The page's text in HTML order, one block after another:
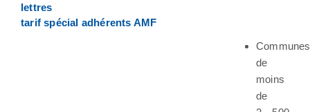
lettres
tarif spécial adhérents AMF
Communes
de
moins
de